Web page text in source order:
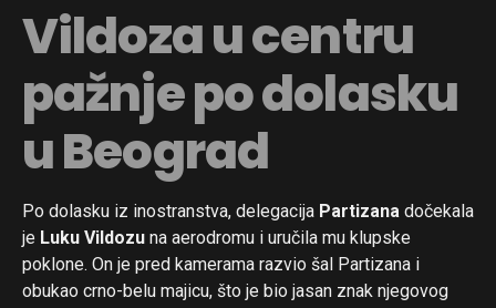
Vildoza u centru
pažnje po dolasku
u Beograd
Po dolasku iz inostranstva, delegacija Partizana dočekala
je Luku Vildozu na aerodromu i uručila mu klupske
poklone. On je pred kamerama razvio šal Partizana i
obukao crno-belu majicu, što je bio jasan znak njegovog